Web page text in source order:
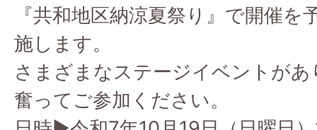
『共和地区納涼夏祭り』で開催
施します。
さまざまなステージイベントが
奮ってご参加ください。